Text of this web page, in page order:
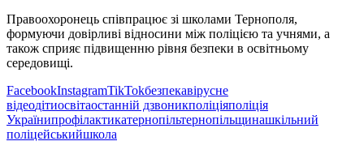
Правоохоронець співпрацює зі школами Тернополя,
формуючи довірливі відносини між поліцією та учнями, а
також сприяє підвищенню рівня безпеки в освітньому
середовищі.
FacebookInstagramTikTokбезпекавірусне
відеодітиосвітаостанній дзвоникполіціяполіція
Українипрофілактикатернопільтернопільщинашкільний
поліцейськийшкола